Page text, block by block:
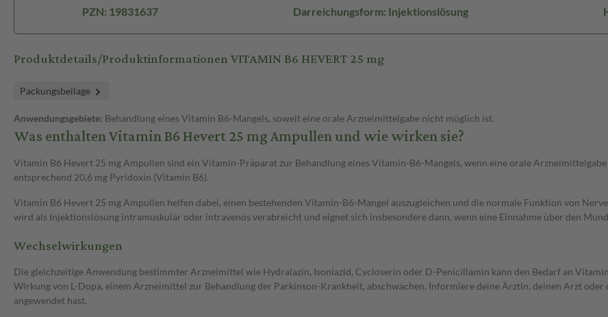
PZN: 19831637 Darreichungsform: Injektionslösung
Produktdetails/Produktinformationen VITAMIN B6 HEVERT 25 mg
Packungsbeilage
Anwendungsgebiete: Behandlung eines Vitamin B6-Mangels, soweit eine orale Arzneimittelgabe nicht möglich ist.
Was enthalten Vitamin B6 Hevert 25 mg Ampullen und wie wirken sie?
Vitamin B6 Hevert 25 mg Ampullen sind ein Vitamin-Präparat zur Behandlung eines Vitamin-B6-Mangels, wenn eine orale
entsprechend 20,6 mg Pyridoxin (Vitamin B6).
Vitamin B6 Hevert 25 mg Ampullen helfen dabei, einen bestehenden Vitamin-B6-Mangel auszugleichen und die normale Funktion von
wird als Injektionslösung intramuskulär oder intravenös verabreicht und eignet sich insbesondere dann, wenn eine Einnahme über den
Wechselwirkungen
Die gleichzeitige Anwendung bestimmter Arzneimittel wie Hydralazin, Isoniazid, Cycloserin oder D-Penicillamin kann den Bedarf an
Wirkung von L-Dopa, einem Arzneimittel zur Behandlung der Parkinson-Krankheit, abschwächen. Informiere deine Ärztin, deinen Arzt
angewendet hast.